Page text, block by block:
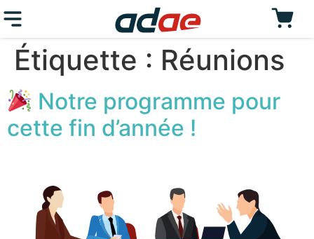
Étiquette : Réunions
Notre programme pour
cette fin d’année !